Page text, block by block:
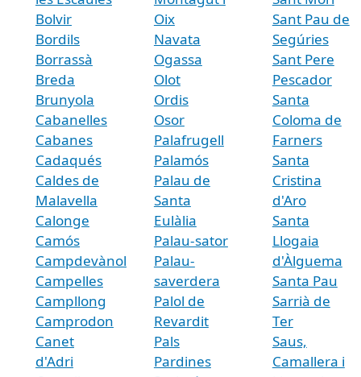
Bolvir
Bordils
Borrassà
Breda
Brunyola
Cabanelles
Cabanes
Cadaqués
Caldes de
Malavella
Calonge
Camós
Campdevànol
Campelles
Campllong
Camprodon
Canet
d'Adri
Oix
Navata
Ogassa
Olot
Ordis
Osor
Palafrugell
Palamós
Palau de
Santa
Eulàlia
Palau-sator
Palau-
saverdera
Palol de
Revardit
Pals
Pardines
Sant Pau de
Segúries
Sant Pere
Pescador
Santa
Coloma de
Farners
Santa
Cristina
d'Aro
Santa
Llogaia
d'Àlguema
Santa Pau
Sarrià de
Ter
Saus,
Camallera i